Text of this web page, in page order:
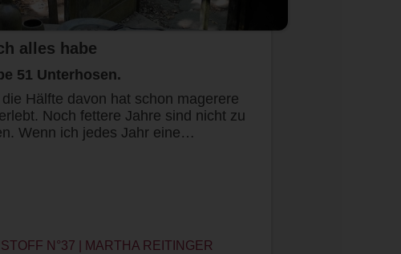
alles habe
51 Unterhosen.
Hälfte davon hat schon magerere
Noch fettere Jahre sind nicht zu
Wenn ich jedes Jahr eine…
N°37 | MARTHA REITINGER